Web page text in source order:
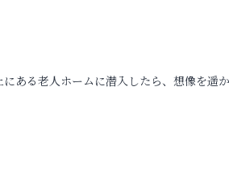
ある老人ホームに潜入したら、想像を遥